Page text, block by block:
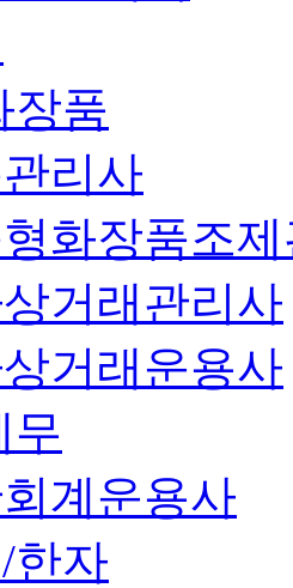
장품
리사
화장품조
거래관리사
거래운용사
무
계운용사
한자